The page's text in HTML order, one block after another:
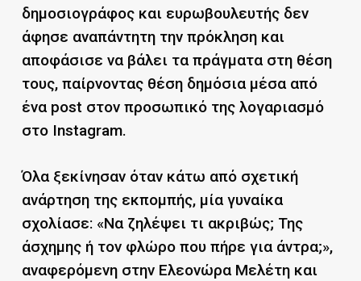
δημοσιογράφος και ευρωβουλευτής δεν
άφησε αναπάντητη την πρόκληση και
αποφάσισε να βάλει τα πράγματα στη θέση
τους, παίρνοντας θέση δημόσια μέσα από
ένα post στον προσωπικό της λογαριασμό
στο Instagram.
Όλα ξεκίνησαν όταν κάτω από σχετική
ανάρτηση της εκπομπής, μία γυναίκα
σχολίασε: «Να ζηλέψει τι ακριβώς; Της
άσχημης ή τον φλώρο που πήρε για άντρα;»,
αναφερόμενη στην Ελεονώρα Μελέτη και